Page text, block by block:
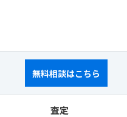
無料相談はこちら
査定